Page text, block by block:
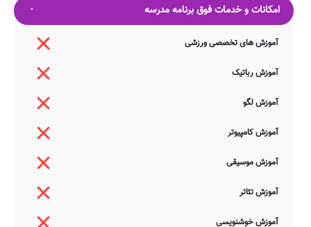
امکانات و خدمات فوق برنامه مدرسه
آموزش های تخصصی ورزشی
آموزش رباتیک
آموزش لگو
آموزش کامپیوتر
آموزش موسیقی
آموزش تئاتر
آموزش خوشنویسی